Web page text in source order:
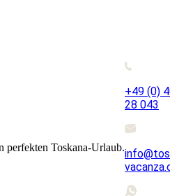
perfekten Toskana-Urlaub.
+49 (0)
28 043